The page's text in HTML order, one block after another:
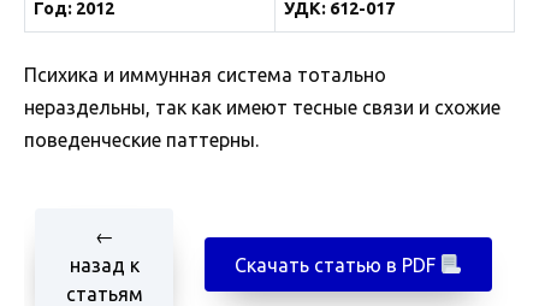
Год: 2012 УДК: 612-017
Психика и иммунная система тотально
нераздельны, так как имеют тесные связи и схожие
поведенческие паттерны.
←
назад к
статьям
Скачать статью в PDF